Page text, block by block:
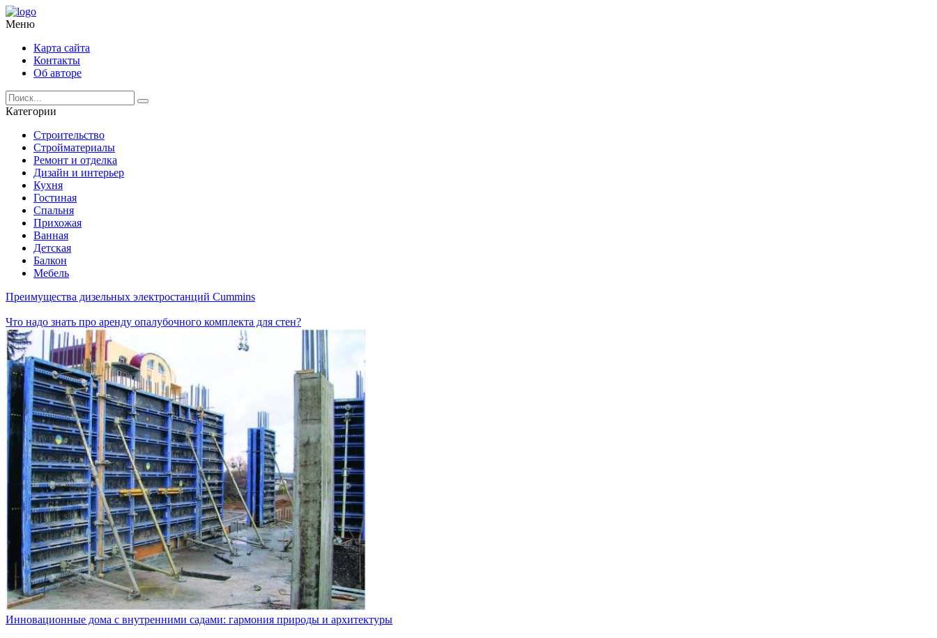
Меню
Карта сайта
Контакты
Об авторе
Категории
Строительство
Стройматериалы
Ремонт и отделка
Дизайн и интерьер
Кухня
Гостиная
Спальня
Прихожая
Ванная
Детская
Балкон
Мебель
Преимущества дизельных электростанций Cummins
Что надо знать про аренду опалубочного комплекта для стен?
Инновационные дома с внутренними садами: гармония природы и архитектуры